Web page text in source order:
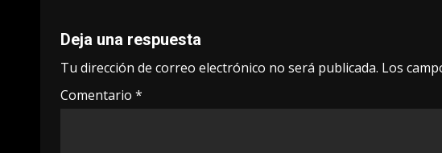
Deja una respuesta
Tu dirección de correo electrónico no será publicada. Los
Comentario *